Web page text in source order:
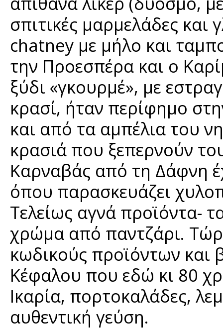
σπιτικές μαρμελάδες
chatney με μήλο και
την Προεσπέρα και ο
ξύδι «γκουρμέ», με
κρασί, ήταν περίφημο
και από τα αμπέλια του
κρασιά που ξεπερνούν
Καρναβάς από τη Δάφνη
όπου παρασκευάζει
Τελείως αγνά προϊόντα-
χρώμα από παντζάρι.
κωδικούς προϊόντων και
Κέφαλου που εδώ κι 80
Ικαρία, πορτοκαλάδες,
αυθεντική γεύση.